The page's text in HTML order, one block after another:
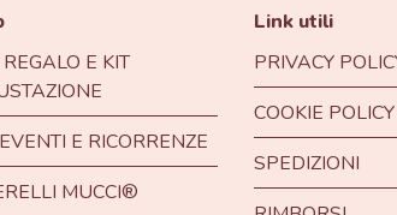
E KIT
E RICORRENZE
MUCCI®
Link utili
PRIVACY
COOKIE POLICY
SPEDIZIONI